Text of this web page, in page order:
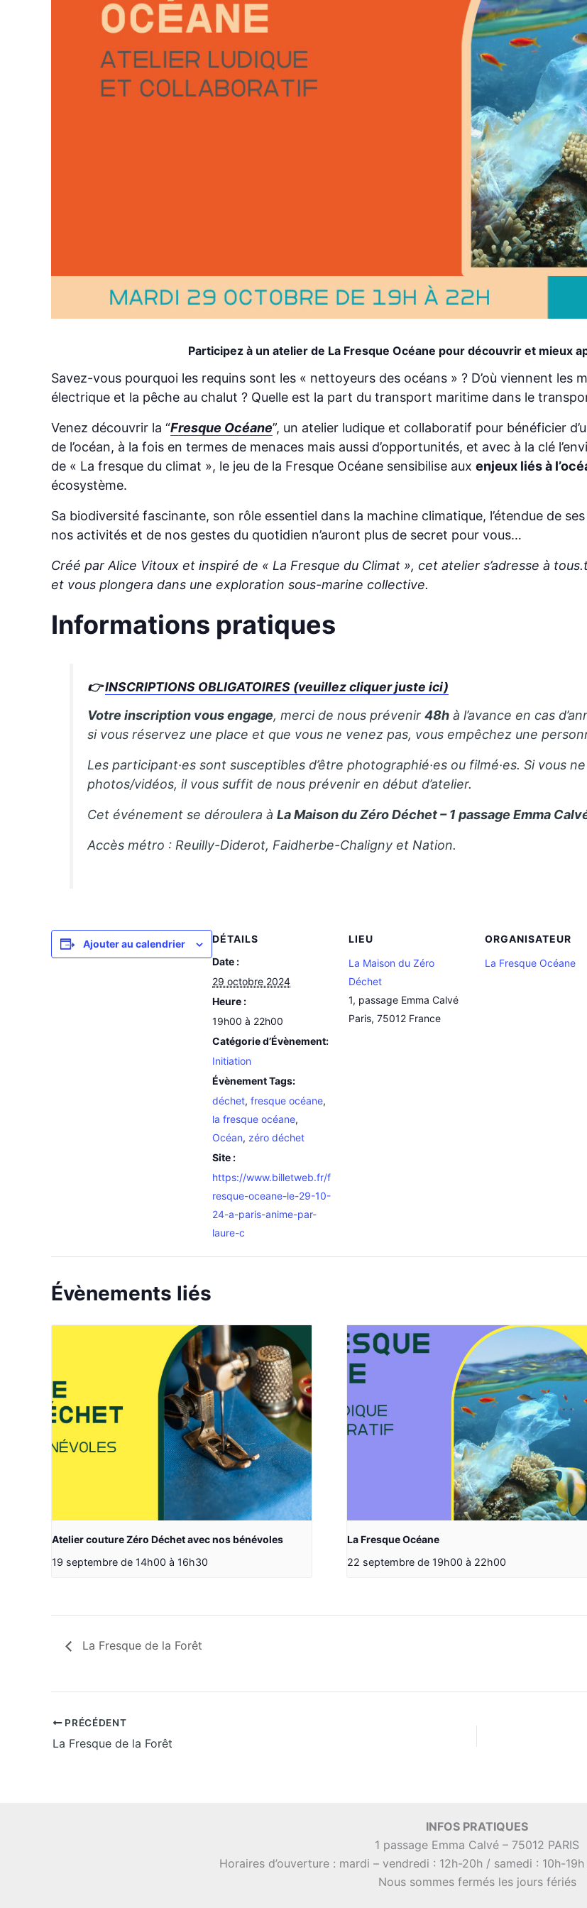
Participez à un atelier de La Fresque Océane pour découvrir et mieux
Savez-vous pourquoi les requins sont les « nettoyeurs des océans » ? D’où viennent les
électrique et la pêche au chalut ? Quelle est la part du transport maritime dans le
Venez découvrir la “Fresque Océane”, un atelier ludique et collaboratif pour bénéficier
de l’océan, à la fois en termes de menaces mais aussi d’opportunités, et avec à la clé
de « La fresque du climat », le jeu de la Fresque Océane sensibilise aux enjeux liés à
écosystème.
Sa biodiversité fascinante, son rôle essentiel dans la machine climatique, l’étendue de
nos activités et de nos gestes du quotidien n’auront plus de secret pour vous…
Créé par Alice Vitoux et inspiré de « La Fresque du Climat », cet atelier s’adresse à
et vous plongera dans une exploration sous-marine collective.
Informations pratiques
👉INSCRIPTIONS OBLIGATOIRES (veuillez cliquer juste ici)
Votre inscription vous engage, merci de nous prévenir48h à l’avance en cas
si vous réservez une place et que vous ne venez pas, vous empêchez une
Les participant·es sont susceptibles d’être photographié·es ou filmé·es. Si vous
photos/vidéos, il vous suffit de nous prévenir en début d’atelier.
Cet événement se déroulera àLa Maison du Zéro Déchet – 1 passage Emma
Accès métro : Reuilly-Diderot, Faidherbe-Chaligny et Nation.
Ajouter au calendrier
DÉTAILS
Date :
29 octobre 2024
Heure :
19h00 à 22h00
Catégorie d’Évènement:
Initiation
Évènement Tags:
déchet, fresque océane,
la fresque océane,
Océan, zéro déchet
Site :
https://www.billetweb.fr/f
resque-oceane-le-29-10-
24-a-paris-anime-par-
laure-c
LIEU
La Maison du Zéro
Déchet
1, passage Emma Calvé
Paris, 75012 France
ORGANISATEUR
La Fresque Océane
Évènements liés
Atelier couture Zéro Déchet avec nos bénévoles
19 septembre de 14h00 à 16h30
La Fresque Océane
22 septembre de 19h00 à 22h00
La Fresque de la Forêt
PRÉCÉDENT
La Fresque de la Forêt
INFOS PRATIQUES
1 passage Emma Calvé – 75012 PARIS
Horaires d’ouverture : mardi – vendredi : 12h-20h / samedi : 10h-
Nous sommes fermés les jours fériés